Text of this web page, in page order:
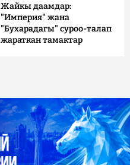
Жайкы даамдар:
"Империя" жана
"Бухарадагы" суроо-талап
жараткан тамактар